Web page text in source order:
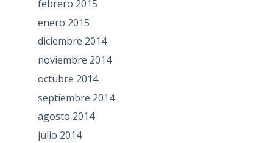
febrero 2015
enero 2015
diciembre 2014
noviembre 2014
octubre 2014
septiembre 2014
agosto 2014
julio 2014